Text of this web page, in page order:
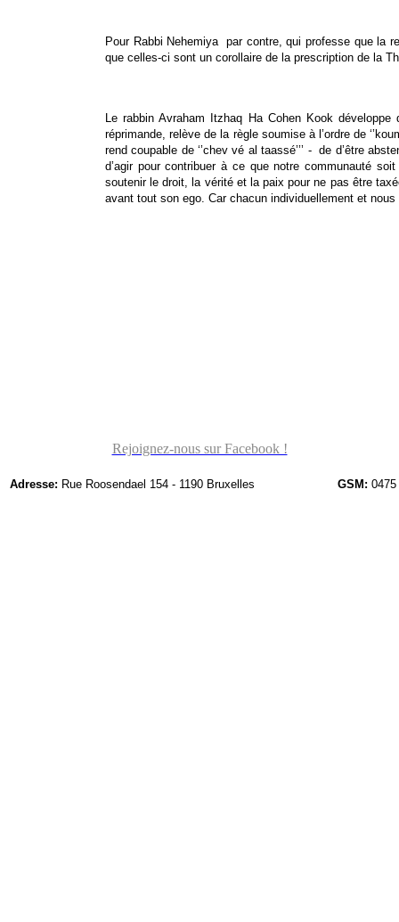
Pour Rabbi Nehemiya par contre, qui professe que la
que celles-ci sont un corollaire de la prescription de la
Le rabbin Avraham Itzhaq Ha Cohen Kook
réprimande, relève de la règle soumise à l’ordre de
rend coupable de ‘’chev vé al taassé’’’ - de d’être
d’agir pour contribuer à ce que notre communauté
soutenir le droit, la vérité et la paix pour ne pas être
avant tout son ego. Car chacun individuellement et
Rejoignez-nous sur Facebook !
Adresse: Rue Roosendael 154 - 1190 Bruxelles GSM: